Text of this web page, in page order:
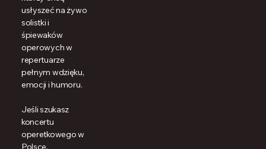
usłyszeć na żywo
solistki i
śpiewaków
operowych w
repertuarze
pełnym wdzięku,
emocji i humoru.
Jeśli szukasz
koncertu
operetkowego w